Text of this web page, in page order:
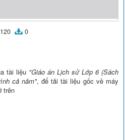
0
tài liệu "Giáo án Lịch sử Lớp 6 (Sách
cả năm", để tải tài liệu gốc về máy
trên